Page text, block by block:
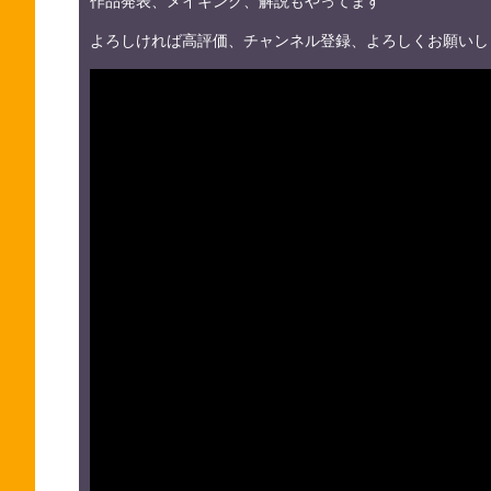
よろしければ高評価、チャンネル登録、よろしくお願い